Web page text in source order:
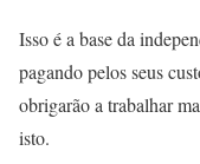
Isso é a base da
pagando pelos seus
obrigarão a trabalhar
isto.